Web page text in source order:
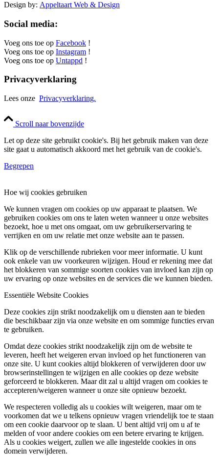
Design by: Appeltaart Web & Design
Social media:
Voeg ons toe op Facebook !
Voeg ons toe op Instagram !
Voeg ons toe op Untappd !
Privacyverklaring
Lees onze Privacyverklaring.
Scroll naar bovenzijde
Let op deze site gebruikt cookie's. Bij het gebruik maken van deze
site gaat u automatisch akkoord met het gebruik van de cookie's.
Begrepen
Hoe wij cookies gebruiken
We kunnen vragen om cookies op uw apparaat te plaatsen. We
gebruiken cookies om ons te laten weten wanneer u onze websites
bezoekt, hoe u met ons omgaat, om uw gebruikerservaring te
verrijken en om uw relatie met onze website aan te passen.
Klik op de verschillende rubrieken voor meer informatie. U kunt
ook enkele van uw voorkeuren wijzigen. Houd er rekening mee dat
het blokkeren van sommige soorten cookies van invloed kan zijn op
uw ervaring op onze websites en de services die we kunnen bieden.
Essentiële Website Cookies
Deze cookies zijn strikt noodzakelijk om u diensten aan te bieden
die beschikbaar zijn via onze website en om sommige functies ervan
te gebruiken.
Omdat deze cookies strikt noodzakelijk zijn om de website te
leveren, heeft het weigeren ervan invloed op het functioneren van
onze site. U kunt cookies altijd blokkeren of verwijderen door uw
browserinstellingen te wijzigen en alle cookies op deze website
geforceerd te blokkeren. Maar dit zal u altijd vragen om cookies te
accepteren/weigeren wanneer u onze site opnieuw bezoekt.
We respecteren volledig als u cookies wilt weigeren, maar om te
voorkomen dat we u telkens opnieuw vragen vriendelijk toe te staan
om een cookie daarvoor op te slaan. U bent altijd vrij om u af te
melden of voor andere cookies om een betere ervaring te krijgen.
Als u cookies weigert, zullen we alle ingestelde cookies in ons
domein verwijderen.